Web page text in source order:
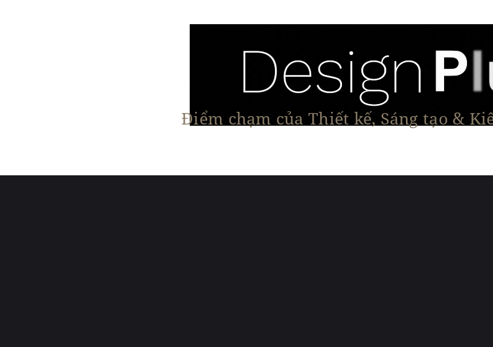
Điểm chạm của Thiết kế, Sáng tạo &